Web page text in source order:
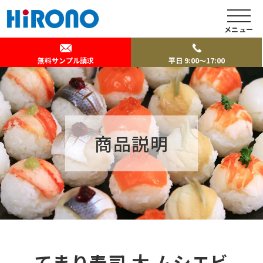
無料サンプル請求 平日 9:00～17:00
メニュー
商品説明